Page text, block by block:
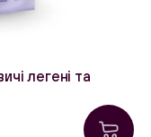
легені та